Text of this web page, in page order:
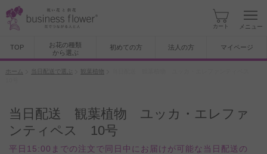
カート メニュー
TOP
お花の種類
から選ぶ
初めての方 法人の方 マイページ
ホーム 当日配送で選ぶ 観葉植物
当日配送 観葉植物 ユッカ・エレファ
ンティペス 10号
平日15:00までの注文で同日中にお届けが可能な当日配送の